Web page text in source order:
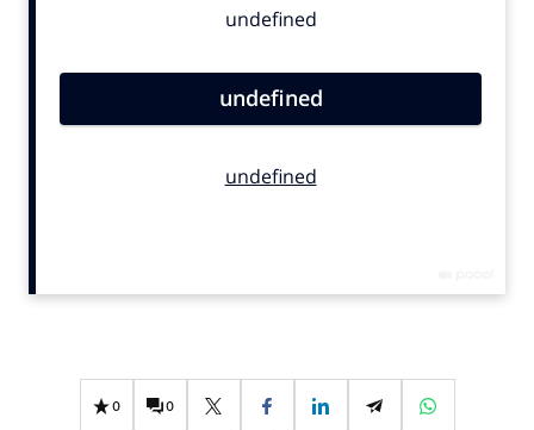
Contentmarketing
Effectiviteit
Gedragsverandering
0 0